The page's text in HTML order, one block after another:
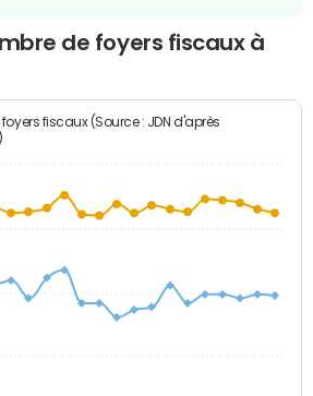
de foyers fiscaux à
fiscaux (Source : JDN d'après